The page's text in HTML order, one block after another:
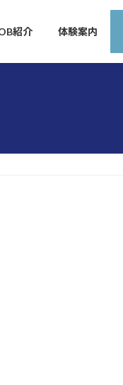
紹介 体験案内